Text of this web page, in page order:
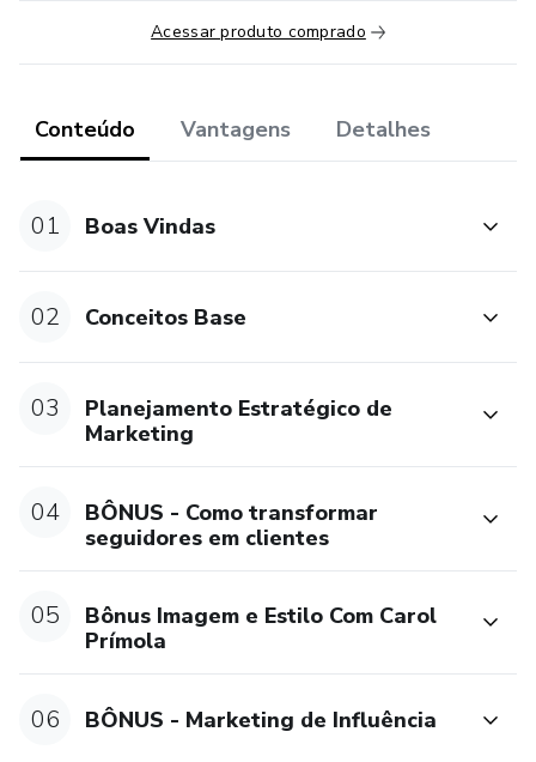
Acessar produto comprado
Conteúdo Vantagens Detalhes
01 Boas Vindas
02 Conceitos Base
03
Planejamento Estratégico de
Marketing
04
BÔNUS - Como transformar
seguidores em clientes
05
Bônus Imagem e Estilo Com Carol
Prímola
06 BÔNUS - Marketing de Influência